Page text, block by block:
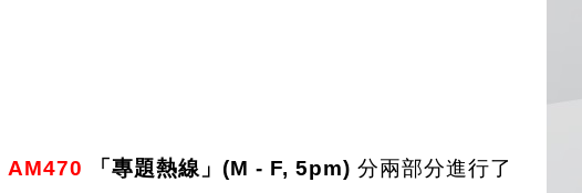
AM470 「專題熱線」(M - F, 5pm) 分兩部分進行了